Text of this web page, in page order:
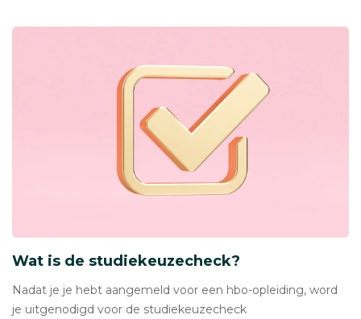
Wat is de studiekeuzecheck?
Nadat je je hebt aangemeld voor een hbo-opleiding, word
je uitgenodigd voor de studiekeuzecheck